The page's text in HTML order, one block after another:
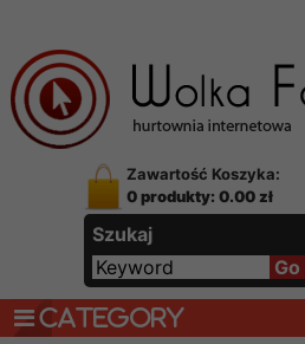
Zawartość Koszyka:
0 produkty: 0.00 zł
Szukaj
CATEGORY